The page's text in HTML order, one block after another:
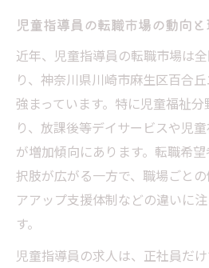
力
正社員採用を目指す児
児童指導員の就職先選
福利厚生が充実した児
ワークライフバランス重視
児童指導員が実現でき
家庭と仕事を両立でき
児童指導員の転職市場の動向
近年、児童指導員の転職市場は
り、神奈川県川崎市麻生区百合
強まっています。特に児童福祉
り、放課後等デイサービスや児
が増加傾向にあります。転職希
択肢が広がる一方で、職場ごと
アアップ支援体制などの違いに
す。
児童指導員の求人は、正社員だ